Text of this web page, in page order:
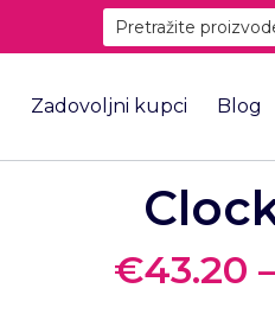
Pretražite
Zadovoljni kupci Blog
€43.20